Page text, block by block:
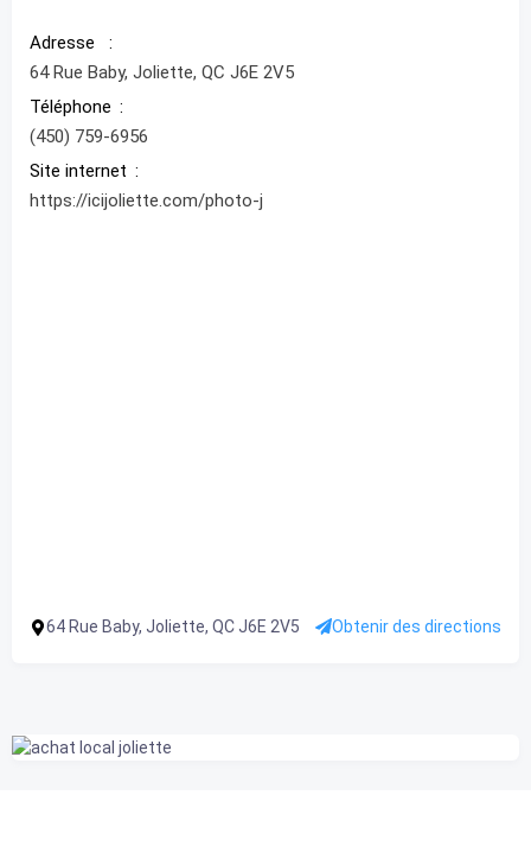
Adresse
64 Rue Baby, Joliette, QC J6E 2V5
Téléphone
(450) 759-6956
Site internet
https://icijoliette.com/photo-j
64 Rue Baby, Joliette, QC J6E 2V5 Obtenir des directions